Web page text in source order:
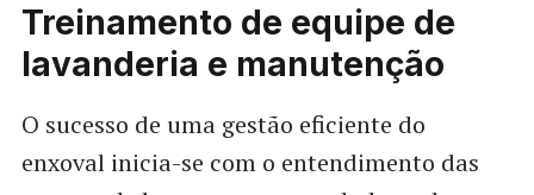
Treinamento de equipe de
lavanderia e manutenção
O sucesso de uma gestão eficiente do
enxoval inicia-se com o entendimento das